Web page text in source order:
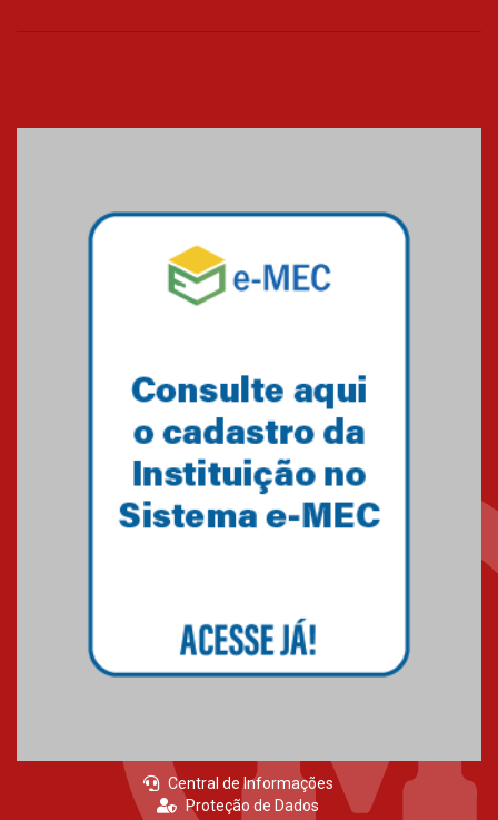
Mackenzie mobiliza campanha
solidária para apoiar famílias em
Minas Gerais
Primeiro culto do ano ressalta o
27.02.2026
Central de Informações
Proteção de Dados